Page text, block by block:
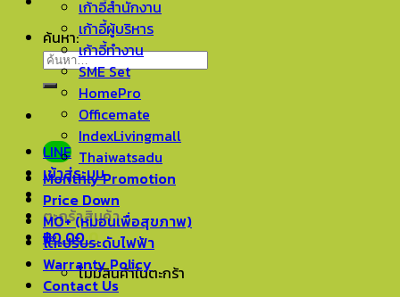
ค้นหา:
LINE
เข้าสู่ระบบ
ตะกร้าสินค้า
฿0.00 0
ไม่มีสินค้าในตะกร้า
เก้าอี้สำนักงาน
เก้าอี้ผู้บริหาร
เก้าอี้ทำงาน
SME Set
HomePro
Officemate
IndexLivingmall
Thaiwatsadu
Monthly Promotion
Price Down
MO+ (หมอนเพื่อสุขภาพ)
โต๊ะปรับระดับไฟฟ้า
Warranty Policy
Contact Us